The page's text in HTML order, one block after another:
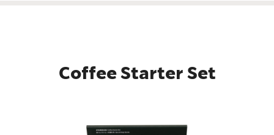
Coffee Starter Set